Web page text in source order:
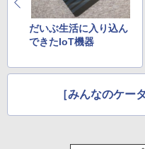
だいぶ生活に入り込ん
できたIoT機器
［みんなのケー